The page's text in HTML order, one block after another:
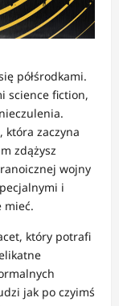
półśrodkami.
science fiction,
która zaczyna
zdążysz
wojny
i
mieć.
który potrafi
jak po czyimś